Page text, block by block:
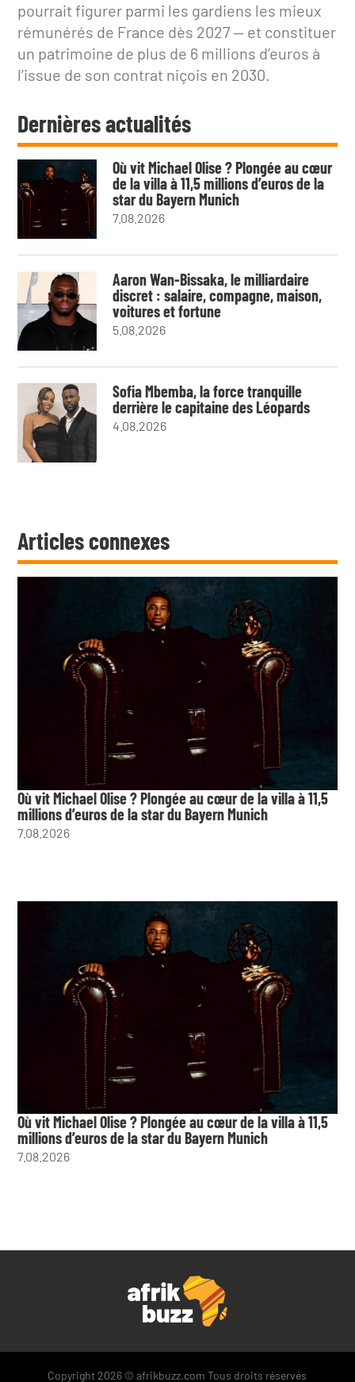
pourrait figurer parmi les gardiens les mieux
rémunérés de France dès 2027 — et constituer
un patrimoine de plus de 6 millions d’euros à
l’issue de son contrat niçois en 2030.
Dernières actualités
Où vit Michael Olise ? Plongée au cœur
de la villa à 11,5 millions d’euros de la
star du Bayern Munich
7.08.2026
Aaron Wan-Bissaka, le milliardaire
discret : salaire, compagne, maison,
voitures et fortune
5.08.2026
Sofia Mbemba, la force tranquille
derrière le capitaine des Léopards
4.08.2026
Articles connexes
Où vit Michael Olise ? Plongée au cœur de la villa à 11,5
millions d’euros de la star du Bayern Munich
7.08.2026
Où vit Michael Olise ? Plongée au cœur de la villa à 11,5
millions d’euros de la star du Bayern Munich
7.08.2026
Copyright 2026 © afrikbuzz.com Tous droits réservés